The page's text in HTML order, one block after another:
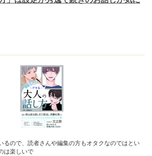
るので、読者さんや編集の方もオタクなのではとい
は楽しいで